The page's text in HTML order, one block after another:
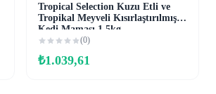
Tropical Selection Kuzu Etli ve
Tropikal Meyveli Kısırlaştırılmış
Kedi Maması 1,5kg
(0)
₺1.039,61